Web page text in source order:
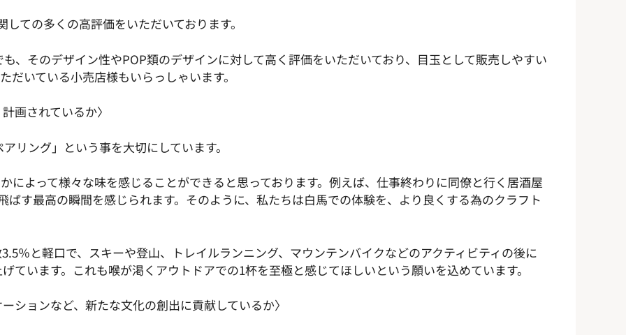
ての多くの高評価をいただいております。
、そのデザイン性やPOP類のデザインに対して高く評価をいただいており、目玉として販売しやすい
いている小売店様もいらっしゃいます。
画されているか〉
リング」という事を大切にしています。
によって様々な味を感じることができると思っております。例えば、仕事終わりに同僚と行く居酒屋
す最高の瞬間を感じられます。そのように、私たちは白馬での体験を、より良くする為のクラフト
％と軽口で、スキーや登山、トレイルランニング、マウンテンバイクなどのアクティビティの後に
ています。これも喉が渇くアウトドアでの1杯を至極と感じてほしいという願いを込めています。
ションなど、新たな文化の創出に貢献しているか〉